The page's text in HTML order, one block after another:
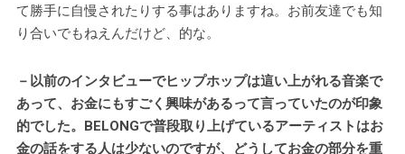
て勝手に自慢されたりする事はありますね。お前友達でも知
り合いでもねえんだけど、的な。
－以前のインタビューでヒップホップは這い上がれる音楽で
あって、お金にもすごく興味があるって言っていたのが印象
的でした。BELONGで普段取り上げているアーティストはお
金の話をする人は少ないのですが、どうしてお金の部分を重